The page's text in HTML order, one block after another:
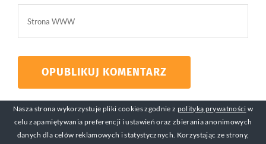
Nasza strona wykorzystuje pliki cookies zgodnie z polityką prywatności w
celu zapamiętywania preferencji i ustawień oraz zbierania anonimowych
danych dla celów reklamowych i statystycznych. Korzystając ze strony,